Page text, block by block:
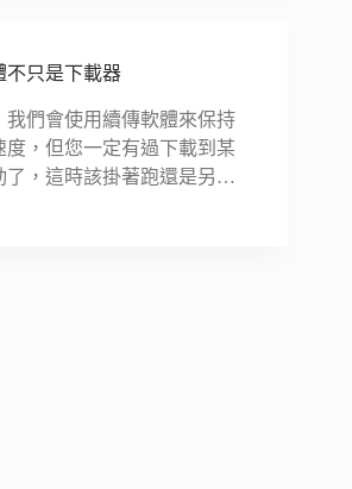
不只是下載器
我們會使用續傳軟體來保持
度，但您一定有過下載到某
了，這時該掛著跑還是另…